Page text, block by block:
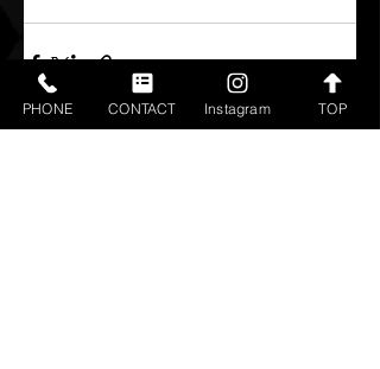
PHONE CONTACT Instagram TOP